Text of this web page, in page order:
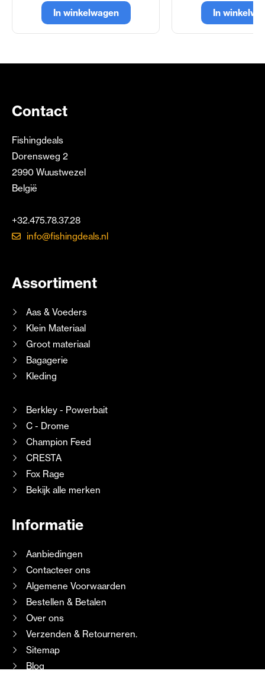
In winkelwagen In
Contact
Fishingdeals
Dorensweg 2
2990 Wuustwezel
België
+32.475.78.37.28
info@fishingdeals.nl
Assortiment
Aas & Voeders
Klein Materiaal
Groot materiaal
Bagagerie
Kleding
Berkley - Powerbait
C - Drome
Champion Feed
CRESTA
Fox Rage
Bekijk alle merken
Informatie
Aanbiedingen
Contacteer ons
Algemene Voorwaarden
Bestellen & Betalen
Over ons
Verzenden & Retourneren.
Sitemap
Blog